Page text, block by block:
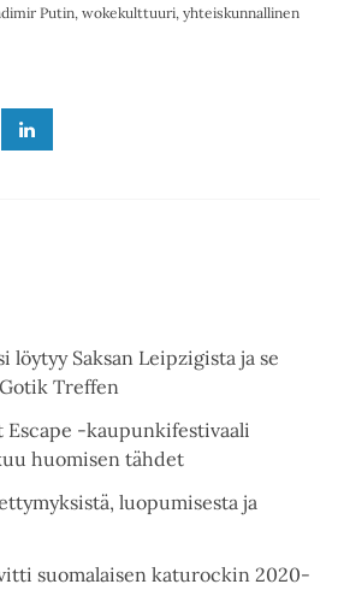
Putin, wokekulttuuri, yhteiskunnallinen
Saksan Leipzigista ja se
Treffen
Escape -kaupunkifestivaali
huomisen tähdet
luopumisesta ja
suomalaisen katurockin 2020-